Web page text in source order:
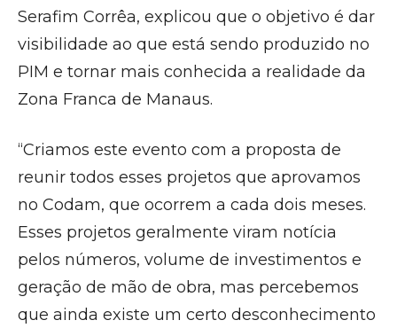
Serafim Corrêa, explicou que o objetivo é dar
visibilidade ao que está sendo produzido no
PIM e tornar mais conhecida a realidade da
Zona Franca de Manaus.
“Criamos este evento com a proposta de
reunir todos esses projetos que aprovamos
no Codam, que ocorrem a cada dois meses.
Esses projetos geralmente viram notícia
pelos números, volume de investimentos e
geração de mão de obra, mas percebemos
que ainda existe um certo desconhecimento